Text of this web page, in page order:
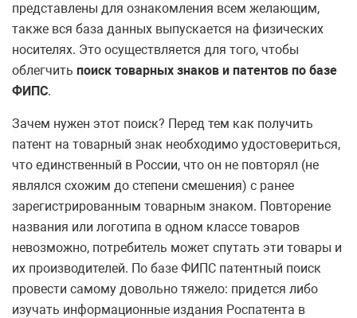
представлены для ознакомления всем желающим,
также вся база данных выпускается на физических
носителях. Это осуществляется для того, чтобы
облегчить поиск товарных знаков и патентов по базе
ФИПС.
Зачем нужен этот поиск? Перед тем как получить
патент на товарный знак необходимо удостовериться,
что единственный в России, что он не повторял (не
являлся схожим до степени смешения) с ранее
зарегистрированным товарным знаком. Повторение
названия или логотипа в одном классе товаров
невозможно, потребитель может спутать эти товары и
их производителей. По базе ФИПС патентный поиск
провести самому довольно тяжело: придется либо
изучать информационные издания Роспатента в